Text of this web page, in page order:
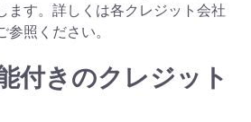
ます。詳しくは各クレジット会社
照ください。
付きのクレジット